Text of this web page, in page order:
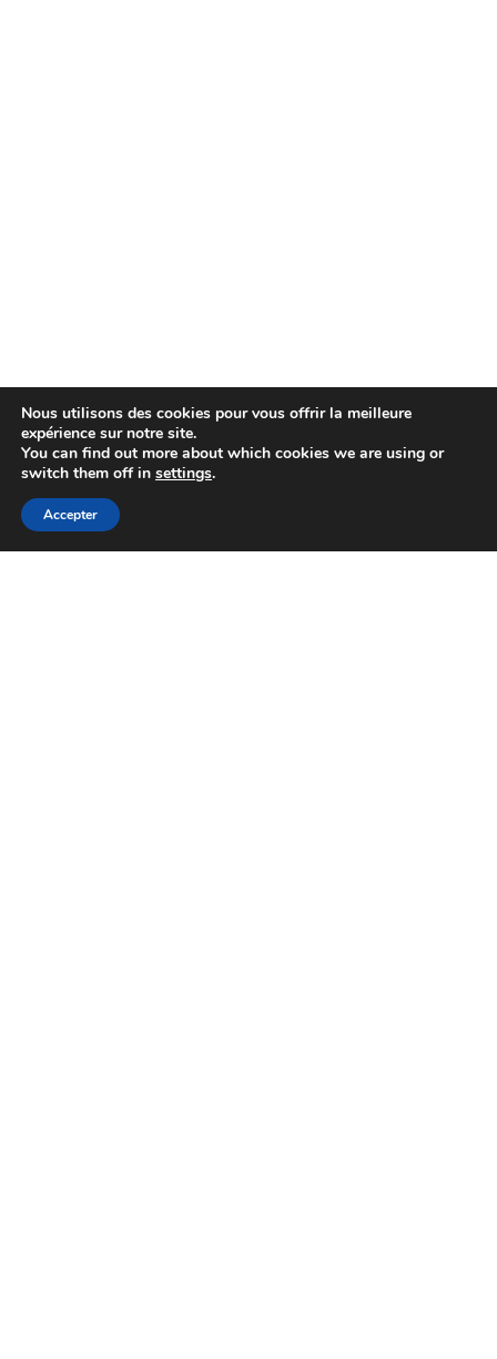
Nous utilisons des cookies pour vous offrir la meilleure
expérience sur notre site.
You can find out more about which cookies we are using or
switch them off in settings.
Accepter